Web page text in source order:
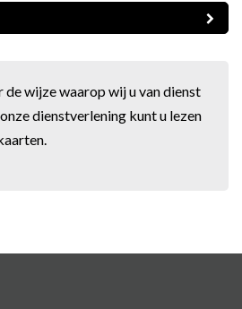
wijze waarop wij u van dienst
dienstverlening kunt u lezen
.